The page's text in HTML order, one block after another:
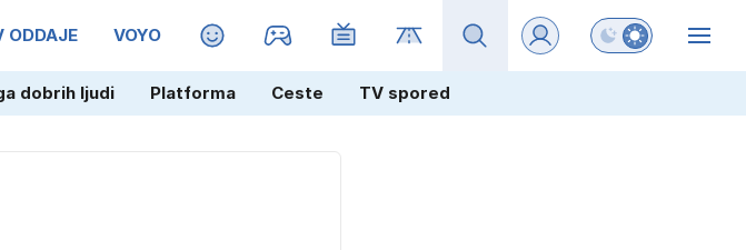
ODDAJE VOYO MAGAZIN Preklopi barvni
dobrih ljudi Platforma Ceste TV spored